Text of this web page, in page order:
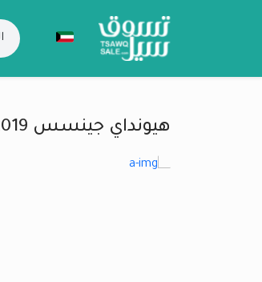
هيونداي جينسس 2019 -G70 بحاله الوكاله